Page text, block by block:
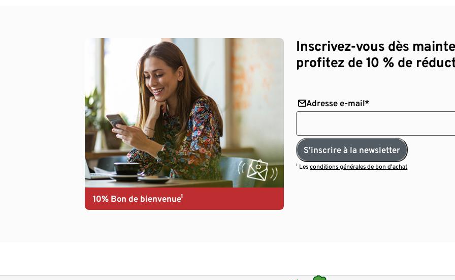
10% Bon de bienvenue¹
Inscrivez-vous dès
profitez de 10 % de
Adresse e-mail*
S'inscrire à la newsletter
¹ Lesconditions générales de bon d’achat